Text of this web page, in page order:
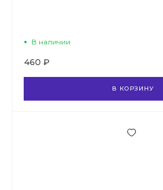
В наличии
460 ₽
В КОРЗИНУ